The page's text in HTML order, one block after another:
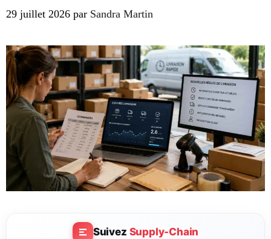
29 juillet 2026 par Sandra Martin
Suivez Supply-Chain